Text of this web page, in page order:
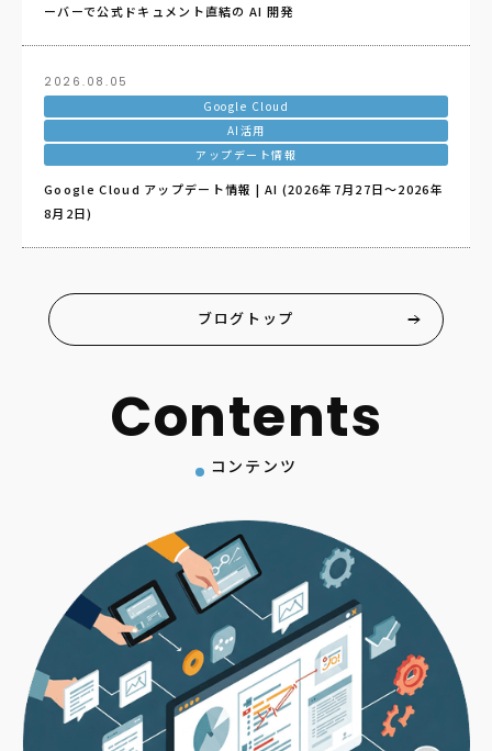
ーバーで公式ドキュメント直結の AI 開発
2026.08.05
Google Cloud
AI活用
アップデート情報
Google Cloud アップデート情報 | AI (2026年7月27日〜2026年
8月2日)
ブログトップ
コンテンツ